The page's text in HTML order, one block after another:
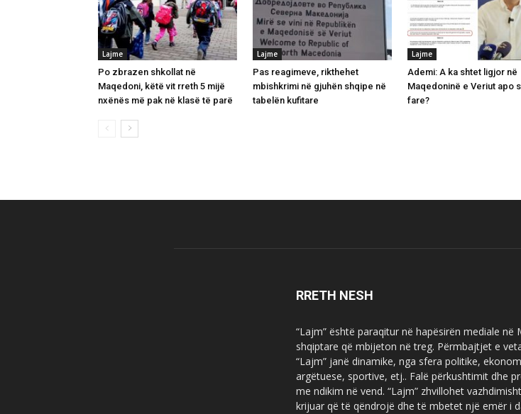
Lajme
Po zbrazen shkollat në
Maqedoni, këtë vit rreth 5 mijë
nxënës më pak në klasë të parë
Lajme
Pas reagimeve, rikthehet
mbishkrimi në gjuhën shqipe në
tabelën kufitare
Lajme
Ademi: A ka shtet ligjor në
Maqedoninë e Veriut apo
fare?
RRETH NESH
“Lajm” është paraqitur në hapësirën mediale
shqiptare që mbijeton në treg. Përmbajtjet e
“Lajm” janë dinamike, nga sfera politike,
argëtuese, sportive, etj.. Falë përkushtimit dhe
me ndikim në vend. “Lajm” zhvillohet
krijuar që të qëndrojë dhe të mbetet një emër i